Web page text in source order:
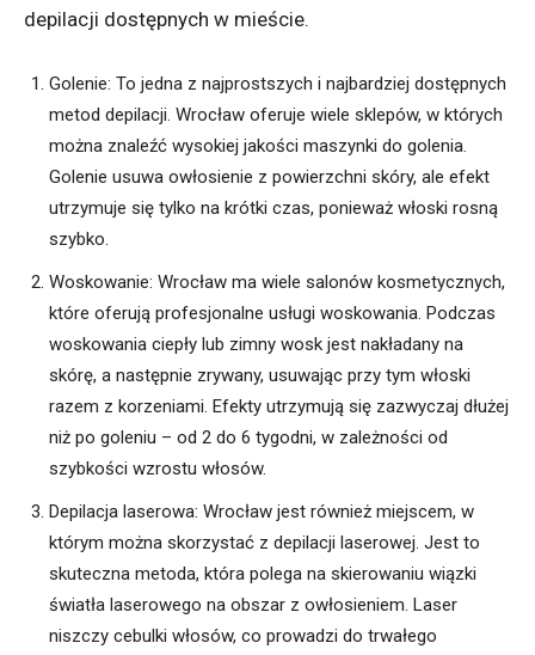
depilacji dostępnych w mieście.
Golenie: To jedna z najprostszych i najbardziej dostępnych
metod depilacji. Wrocław oferuje wiele sklepów, w których
można znaleźć wysokiej jakości maszynki do golenia.
Golenie usuwa owłosienie z powierzchni skóry, ale efekt
utrzymuje się tylko na krótki czas, ponieważ włoski rosną
szybko.
Woskowanie: Wrocław ma wiele salonów kosmetycznych,
które oferują profesjonalne usługi woskowania. Podczas
woskowania ciepły lub zimny wosk jest nakładany na
skórę, a następnie zrywany, usuwając przy tym włoski
razem z korzeniami. Efekty utrzymują się zazwyczaj dłużej
niż po goleniu – od 2 do 6 tygodni, w zależności od
szybkości wzrostu włosów.
Depilacja laserowa: Wrocław jest również miejscem, w
którym można skorzystać z depilacji laserowej. Jest to
skuteczna metoda, która polega na skierowaniu wiązki
światła laserowego na obszar z owłosieniem. Laser
niszczy cebulki włosów, co prowadzi do trwałego